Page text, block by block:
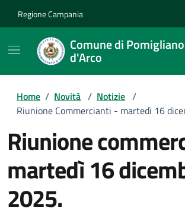
Regione Campania
Comune di Pomigliano
d'Arco
Home / Novità / Notizie /
Riunione Commercianti - martedì 16
riunione commercianti -
martedì 16
2025.